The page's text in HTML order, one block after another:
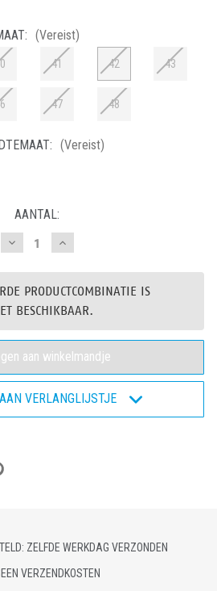
(Vereist)
41 42 43
47 48
(Vereist)
AANTAL:
Hoeveelheid
verlagen
Enduro
PWR420
W
-
Veiligheidsschoen
S3
Hoeveelheid
verhogen
Enduro
PWR420
W
-
Veiligheidsschoen
S3
PRODUCTCOMBINATIE IS
BESCHIKBAAR.
VERLANGLIJSTJE
ZELFDE WERKDAG VERZONDEN
VERZENDKOSTEN